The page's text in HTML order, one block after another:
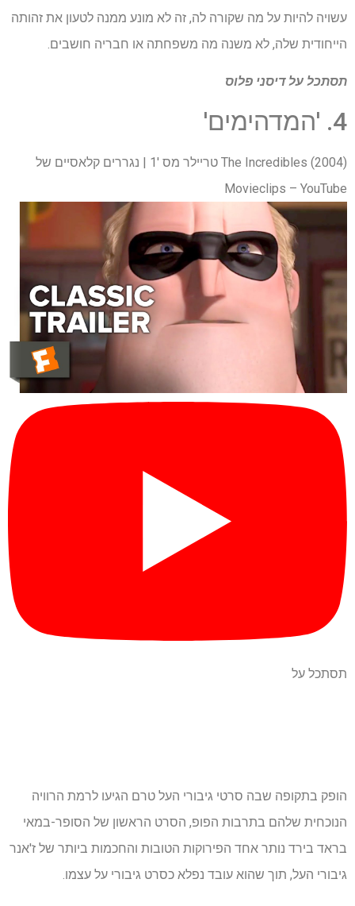
עשויה להיות על מה שקורה לה, זה לא מונע ממנה לטעון את זהותה
הייחודית שלה, לא משנה מה משפחתה או חבריה חושבים.
תסתכל עלדיסני פלוס
4. 'המדהימים'
The Incredibles (2004) טריילר מס '1 | נגררים קלאסיים של
Movieclips – YouTube
תסתכל על
הופק בתקופה שבה סרטי גיבורי העל טרם הגיעו לרמת הרוויה
הנוכחית שלהם בתרבות הפופ, הסרט הראשון של הסופר-במאי
בראד בירד נותר אחד הפירוקות הטובות והחכמות ביותר של ז'אנר
גיבורי העל, תוך שהוא עובד נפלא כסרט גיבורי על עצמו.